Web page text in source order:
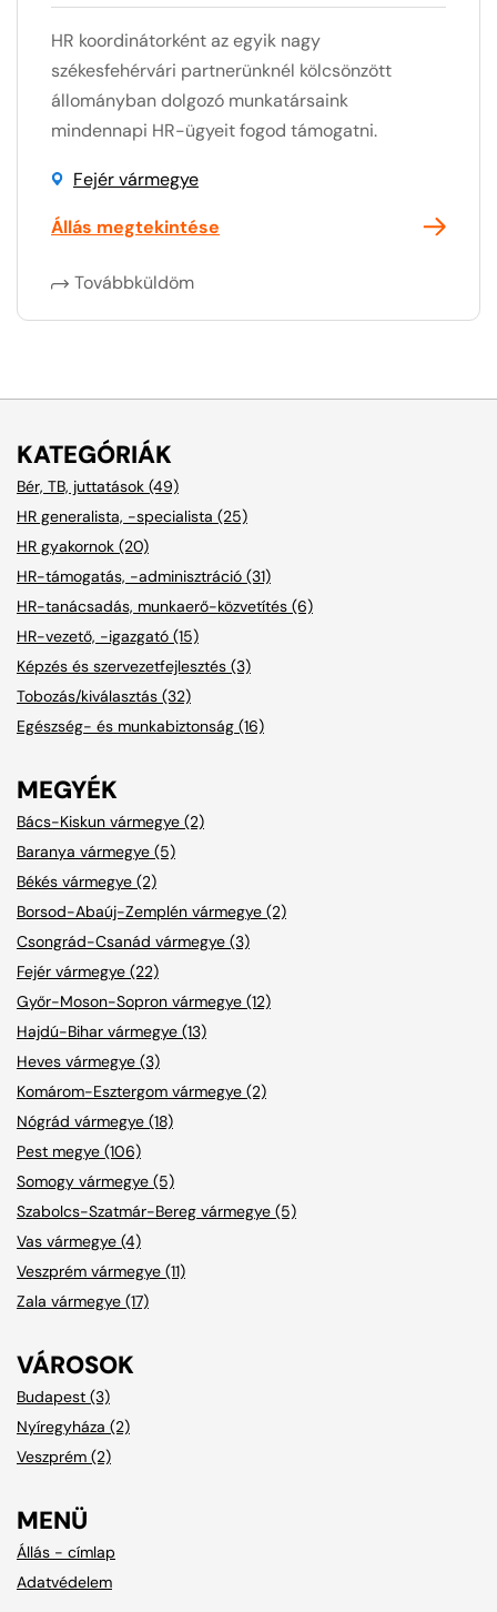
HR koordinátorként az egyik nagy
székesfehérvári partnerünknél kölcsönzött
állományban dolgozó munkatársaink
mindennapi HR-ügyeit fogod támogatni.
Fejér vármegye
Állás megtekintése
Továbbküldöm
KATEGÓRIÁK
Bér, TB, juttatások (49)
HR generalista, -specialista (25)
HR gyakornok (20)
HR-támogatás, -adminisztráció (31)
HR-tanácsadás, munkaerő-közvetítés (6)
HR-vezető, -igazgató (15)
Képzés és szervezetfejlesztés (3)
Tobozás/kiválasztás (32)
Egészség- és munkabiztonság (16)
MEGYÉK
Bács-Kiskun vármegye (2)
Baranya vármegye (5)
Békés vármegye (2)
Borsod-Abaúj-Zemplén vármegye (2)
Csongrád-Csanád vármegye (3)
Fejér vármegye (22)
Győr-Moson-Sopron vármegye (12)
Hajdú-Bihar vármegye (13)
Heves vármegye (3)
Komárom-Esztergom vármegye (2)
Nógrád vármegye (18)
Pest megye (106)
Somogy vármegye (5)
Szabolcs-Szatmár-Bereg vármegye (5)
Vas vármegye (4)
Veszprém vármegye (11)
Zala vármegye (17)
VÁROSOK
Budapest (3)
Nyíregyháza (2)
Veszprém (2)
MENÜ
Állás - címlap
Adatvédelem